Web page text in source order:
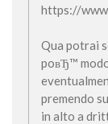
https://
Qua potrai
poвЂ™
premendo
in alto a